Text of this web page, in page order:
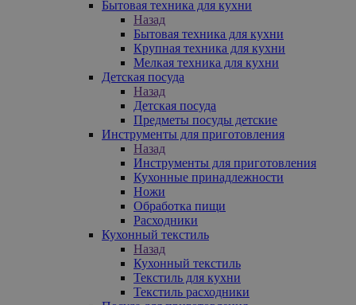
Бытовая техника для кухни
Назад
Бытовая техника для кухни
Крупная техника для кухни
Мелкая техника для кухни
Детская посуда
Назад
Детская посуда
Предметы посуды детские
Инструменты для приготовления
Назад
Инструменты для приготовления
Кухонные принадлежности
Ножи
Обработка пищи
Расходники
Кухонный текстиль
Назад
Кухонный текстиль
Текстиль для кухни
Текстиль расходники